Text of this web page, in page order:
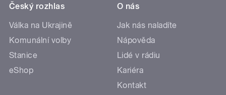
Český rozhlas
Válka na Ukrajině
Komunální volby
Stanice
eShop
O nás
Jak nás naladíte
Nápověda
Lidé v rádiu
Kariéra
Kontakt